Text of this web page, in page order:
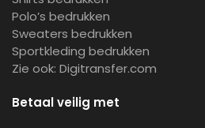
Polo’s bedrukken
Sweaters bedrukken
Sportkleding bedrukken
Zie ook: Digitransfer.com
Betaal veilig met